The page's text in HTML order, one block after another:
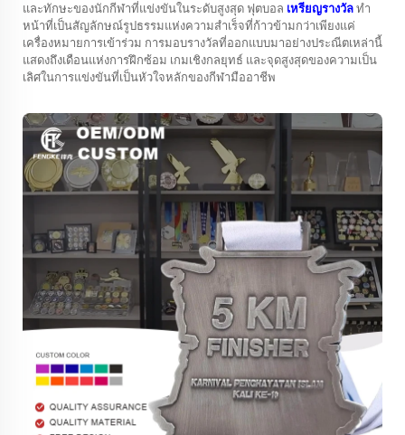
และทักษะของนักกีฬาที่แข่งขันในระดับสูงสุด ฟุตบอล เหรียญรางวัลทำ
หน้าที่เป็นสัญลักษณ์รูปธรรมแห่งความสำเร็จที่ก้าวข้ามกว่าเพียงแค่
เครื่องหมายการเข้าร่วม การมอบรางวัลที่ออกแบบมาอย่างประณีตเหล่านี้
แสดงถึงเดือนแห่งการฝึกซ้อม เกมเชิงกลยุทธ์ และจุดสูงสุดของความเป็น
เลิศในการแข่งขันที่เป็นหัวใจหลักของกีฬามืออาชีพ